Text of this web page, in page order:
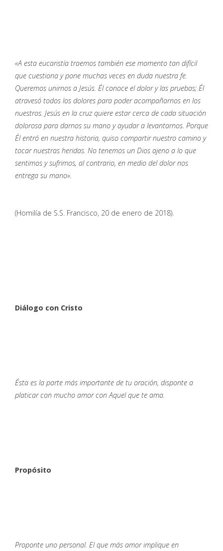
«A esta eucaristía traemos también ese momento tan difícil
que cuestiona y pone muchas veces en duda nuestra fe.
Queremos unirnos a Jesús. Él conoce el dolor y las pruebas; Él
atravesó todos los dolores para poder acompañarnos en los
nuestros. Jesús en la cruz quiere estar cerca de cada situación
dolorosa para darnos su mano y ayudar a levantarnos. Porque
Él entró en nuestra historia, quiso compartir nuestro camino y
tocar nuestras heridas. No tenemos un Dios ajeno a lo que
sentimos y sufrimos, al contrario, en medio del dolor nos
entrega su mano».
(Homilía de S.S. Francisco, 20 de enero de 2018).
Diálogo con Cristo
Ésta es la parte más importante de tu oración, disponte a
platicar con mucho amor con Aquel que te ama.
Propósito
Proponte uno personal. El que más amor implique en